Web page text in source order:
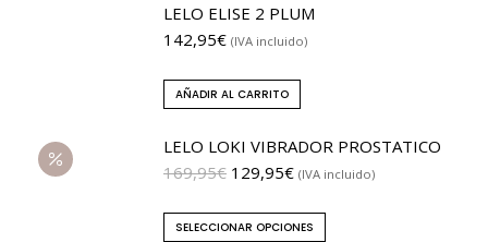
LELO ELISE 2 PLUM
142,95€ (IVA incluido)
AÑADIR AL CARRITO
LELO LOKI VIBRADOR PROSTATICO
169,95€ 129,95€ (IVA incluido)
SELECCIONAR OPCIONES